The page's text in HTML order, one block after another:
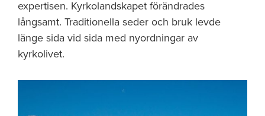
expertisen. Kyrkolandskapet förändrades
långsamt. Traditionella seder och bruk levde
länge sida vid sida med nyordningar av
kyrkolivet.